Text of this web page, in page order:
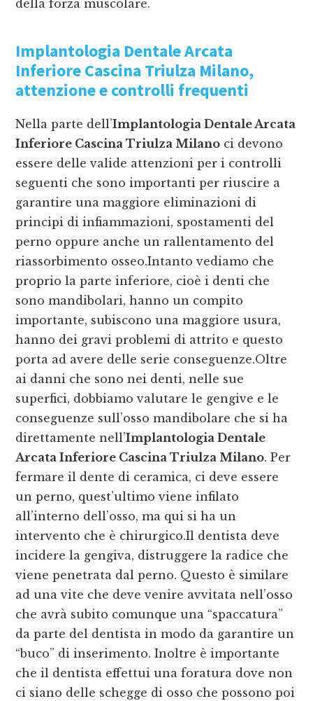
della forza muscolare.
Implantologia Dentale Arcata
Inferiore Cascina Triulza Milano,
attenzione e controlli frequenti
Nella parte dell’Implantologia Dentale Arcata
Inferiore Cascina Triulza Milano ci devono
essere delle valide attenzioni per i controlli
seguenti che sono importanti per riuscire a
garantire una maggiore eliminazioni di
principi di infiammazioni, spostamenti del
perno oppure anche un rallentamento del
riassorbimento osseo.Intanto vediamo che
proprio la parte inferiore, cioè i denti che
sono mandibolari, hanno un compito
importante, subiscono una maggiore usura,
hanno dei gravi problemi di attrito e questo
porta ad avere delle serie conseguenze.Oltre
ai danni che sono nei denti, nelle sue
superfici, dobbiamo valutare le gengive e le
conseguenze sull’osso mandibolare che si ha
direttamente nell’Implantologia Dentale
Arcata Inferiore Cascina Triulza Milano. Per
fermare il dente di ceramica, ci deve essere
un perno, quest’ultimo viene infilato
all’interno dell’osso, ma qui si ha un
intervento che è chirurgico.Il dentista deve
incidere la gengiva, distruggere la radice che
viene penetrata dal perno. Questo è similare
ad una vite che deve venire avvitata nell’osso
che avrà subito comunque una “spaccatura”
da parte del dentista in modo da garantire un
“buco” di inserimento. Inoltre è importante
che il dentista effettui una foratura dove non
ci siano delle schegge di osso che possono poi